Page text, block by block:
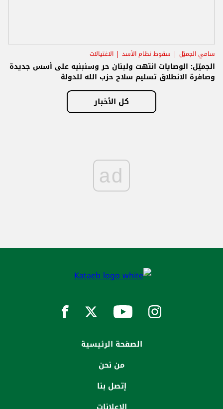
سامي الجميّل سقوط نظام الأسد الاغتيالات
الجميّل: الوصايات انتهت ولبنان حر وسنبنيه على أسس جديدة
وصافرة الانطلاق تسليم سلاح حزب الله للدولة
كل الأخبار
ad
الصفحة الرئيسية
من نحن
إتصل بنا